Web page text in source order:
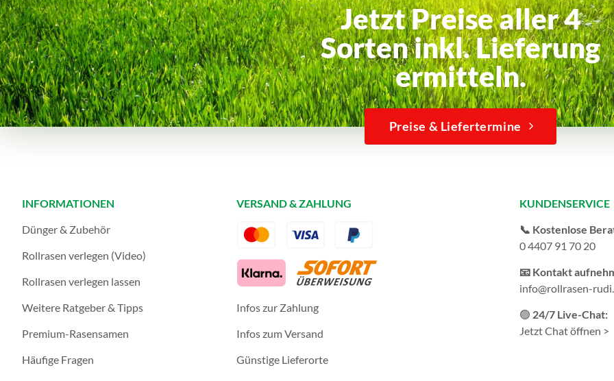
Jetzt Preise aller 4
Sorten inkl. Lieferung
ermitteln.
Preise & Liefertermine
INFORMATIONEN
Dünger & Zubehör
Rollrasen verlegen (Video)
Rollrasen verlegen lassen
Weitere Ratgeber & Tipps
Premium-Rasensamen
Häufige Fragen
VERSAND & ZAHLUNG
Infos zur Zahlung
Infos zum Versand
Günstige Lieferorte
KUNDENSERVICE
📞 Kostenlose
0 4407 91 70 20
📧 Kontakt
info@rollrasen-
🟢 24/7 Live-Chat:
Jetzt Chat öffnen >